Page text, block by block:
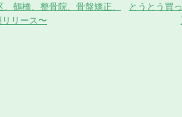
鶴橋、整骨院、骨盤矯正、
リース〜
とうとう買